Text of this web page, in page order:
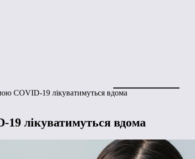
COVID-19 лікуватимуться вдома
лікуватимуться вдома